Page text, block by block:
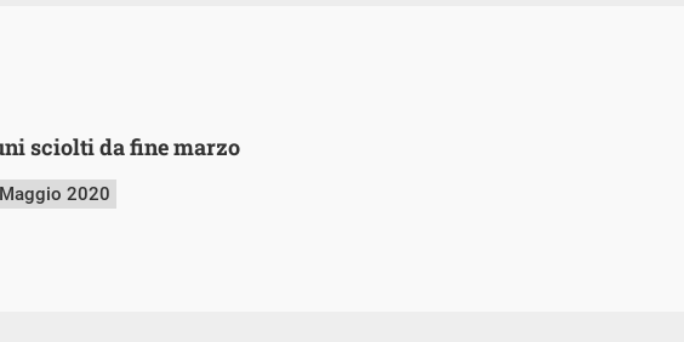
sciolti da fine marzo
2020